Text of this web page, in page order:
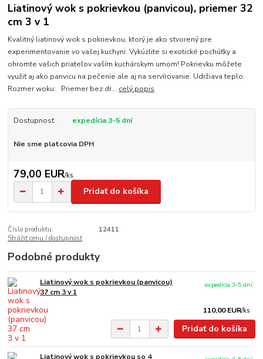
Liatinový wok s pokrievkou (panvicou), priemer 32
cm 3 v 1
Kvalitný liatinový wok s pokrievkou, ktorý je ako stvorený pre
experimentovanie vo vašej kuchyni. Vykúzlite si exotické pochúťky a
ohromte vašich priateľov vaším kuchárskym umom! Pokrievku môžete
využiť aj ako panvicu na pečenie ale aj na servírovanie. Udržiava teplo.
Rozmer woku: Priemer bez dr... celý popis
Dostupnosť expedícia 3-5 dní
Nie sme platcovia DPH
79,00 EUR/ks
Pridať do košíka
Číslo produktu:
12411
Strážiť cenu / dostupnosť
Podobné produkty
Liatinový wok s pokrievkou (panvicou)
37 cm 3 v 1
110,00 EUR/ks
expedícia 3-5 dní
Pridať do košíka
Liatinový wok s pokrievkou so 4